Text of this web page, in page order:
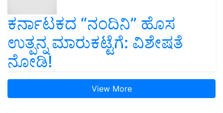
ಕರ್ನಾಟಕದ “ನಂದಿನಿ” ಹೊಸ
ಉತ್ಪನ್ನ ಮಾರುಕಟ್ಟೆಗೆ: ವಿಶೇಷತೆ
ನೋಡಿ!
View More